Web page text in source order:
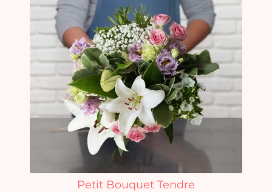
Petit Bouquet Tendre